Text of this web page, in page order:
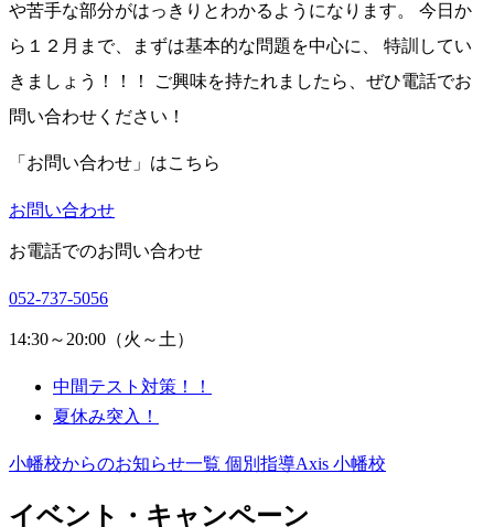
や苦手な部分がはっきりとわかるようになります。 今日か
ら１２月まで、まずは基本的な問題を中心に、 特訓してい
きましょう！！！ ご興味を持たれましたら、ぜひ電話でお
問い合わせください！
「お問い合わせ」はこちら
お問い合わせ
お電話でのお問い合わせ
052-737-5056
14:30～20:00（火～土）
中間テスト対策！！
夏休み突入！
小幡校からのお知らせ一覧 個別指導Axis 小幡校
イベント・キャンペーン